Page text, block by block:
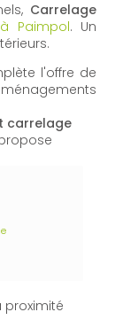
Carrelage
Paimpol. Un
l'offre de
carrelage
proximité